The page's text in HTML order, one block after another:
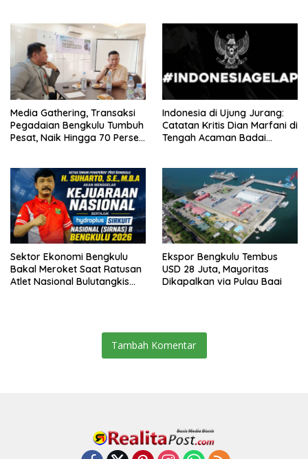
Media Gathering, Transaksi
Pegadaian Bengkulu Tumbuh
Pesat, Naik Hingga 70 Persen
Indonesia di Ujung Jurang:
Catatan Kritis Dian Marfani di
Tengah Acaman Badai
Sektor Ekonomi Bengkulu
Bakal Meroket Saat Ratusan
Atlet Nasional Bulutangkis
Ekspor Bengkulu Tembus
USD 28 Juta, Mayoritas
Dikapalkan via Pulau Baai
Tambah Komentar